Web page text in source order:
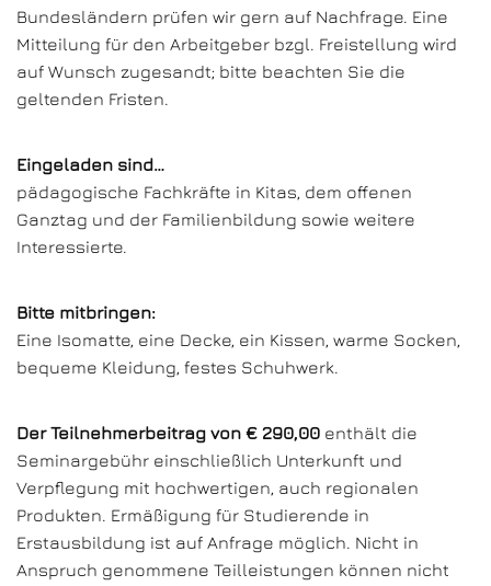
Bundesländern prüfen wir gern auf Nachfrage. Eine
Mitteilung für den Arbeitgeber bzgl. Freistellung wird
auf Wunsch zugesandt; bitte beachten Sie die
geltenden Fristen.
Eingeladen sind…
pädagogische Fachkräfte in Kitas, dem offenen
Ganztag und der Familienbildung sowie weitere
Interessierte.
Bitte mitbringen:
Eine Isomatte, eine Decke, ein Kissen, warme Socken,
bequeme Kleidung, festes Schuhwerk.
Der Teilnehmerbeitrag von € 290,00 enthält die
Seminargebühr einschließlich Unterkunft und
Verpflegung mit hochwertigen, auch regionalen
Produkten. Ermäßigung für Studierende in
Erstausbildung ist auf Anfrage möglich. Nicht in
Anspruch genommene Teilleistungen können nicht